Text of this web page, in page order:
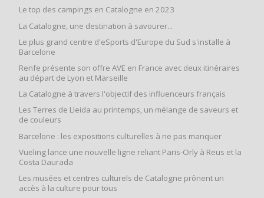
Le top des campings en Catalogne en 2023
La Catalogne, une destination à savourer...
Le plus grand centre d'eSports d'Europe du Sud s'installe à
Barcelone
Renfe présente son offre AVE en France avec deux itinéraires
au départ de Lyon et Marseille
La Catalogne à travers l'objectif des influenceurs français
Les Terres de Lleida au printemps, un mélange de saveurs et
de couleurs
Barcelone : les expositions culturelles à ne pas manquer
Vueling lance une nouvelle ligne reliant Paris-Orly à Reus et la
Costa Daurada
Les musées et centres culturels de Catalogne prônent un
accès à la culture pour tous